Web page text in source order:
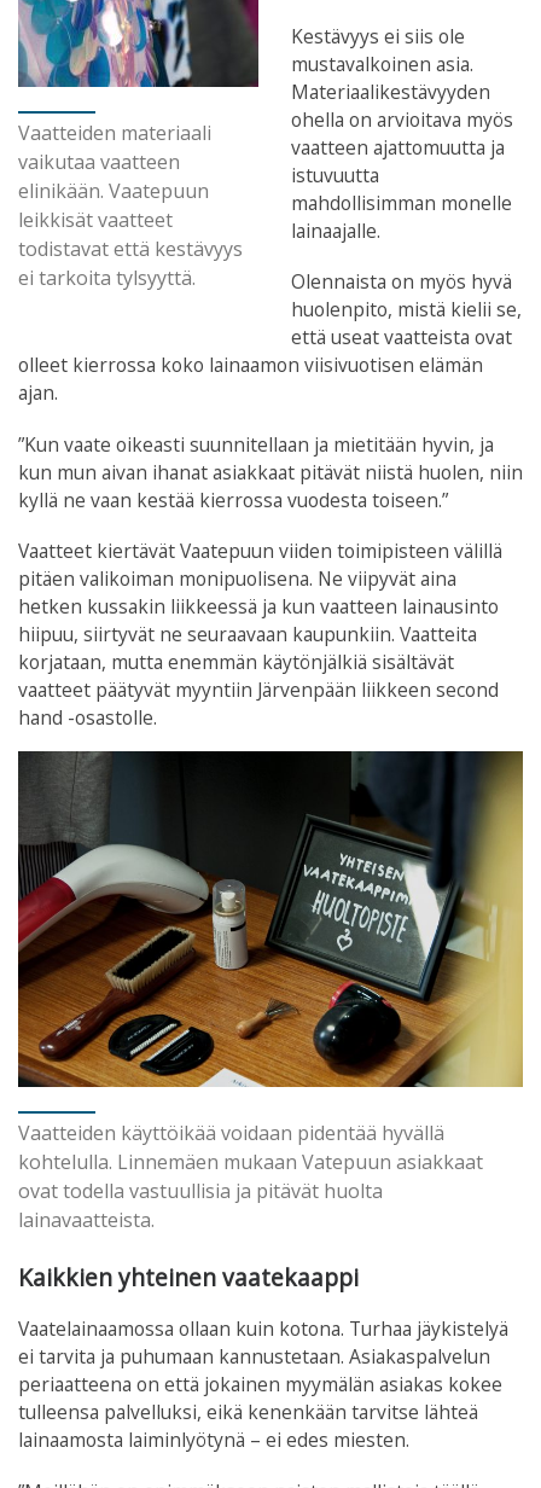
Vaatteiden materiaali
vaikutaa vaatteen
elinikään. Vaatepuun
leikkisät vaatteet
todistavat että kestävyys
ei tarkoita tylsyyttä.
Kestävyys ei siis ole
mustavalkoinen asia.
Materiaalikestävyyden
ohella on arvioitava myös
vaatteen ajattomuutta ja
istuvuutta
mahdollisimman monelle
lainaajalle.
Olennaista on myös hyvä
huolenpito, mistä kielii se,
että useat vaatteista ovat
olleet kierrossa koko lainaamon viisivuotisen elämän
ajan.
”Kun vaate oikeasti suunnitellaan ja mietitään hyvin, ja
kun mun aivan ihanat asiakkaat pitävät niistä huolen, niin
kyllä ne vaan kestää kierrossa vuodesta toiseen.”
Vaatteet kiertävät Vaatepuun viiden toimipisteen välillä
pitäen valikoiman monipuolisena. Ne viipyvät aina
hetken kussakin liikkeessä ja kun vaatteen lainausinto
hiipuu, siirtyvät ne seuraavaan kaupunkiin. Vaatteita
korjataan, mutta enemmän käytönjälkiä sisältävät
vaatteet päätyvät myyntiin Järvenpään liikkeen second
hand -osastolle.
Vaatteiden käyttöikää voidaan pidentää hyvällä
kohtelulla. Linnemäen mukaan Vatepuun asiakkaat
ovat todella vastuullisia ja pitävät huolta
lainavaatteista.
Kaikkien yhteinen vaatekaappi
Vaatelainaamossa ollaan kuin kotona. Turhaa jäykistelyä
ei tarvita ja puhumaan kannustetaan. Asiakaspalvelun
periaatteena on että jokainen myymälän asiakas kokee
tulleensa palvelluksi, eikä kenenkään tarvitse lähteä
lainaamosta laiminlyötynä – ei edes miesten.